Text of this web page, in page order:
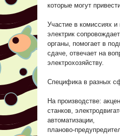
которые могут
Участие в комиссиях и
электрик
органы, помогает в
сдаче, отвечает на
электрохозяйству.
Специфика в разных
На производстве:
станков,
автоматизации,